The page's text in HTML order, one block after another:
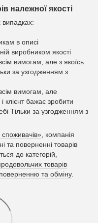
належної якості
в описі
виробником якості
вимогам, але з якоїсь
за узгодженням з
вимогам, але
клієнт бажає зробити
Тільки за узгодженням з
, компанія
та поверненні товарів
до категорій,
товарів
та обміну.